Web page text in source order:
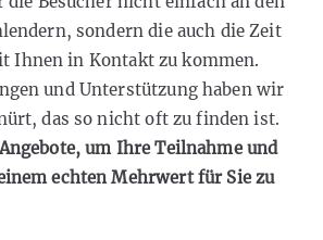
sondern die auch die Zeit
Ihnen in Kontakt zu kommen.
und Unterstützung haben wir
das so nicht oft zu finden ist.
um Ihre Teilnahme und
echten Mehrwert für Sie zu